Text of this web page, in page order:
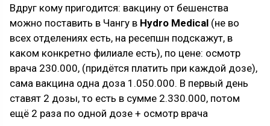
Вдруг кому пригодится: вакцину от бешенства
можно поставить в Чангу в Hydro Medical (не во
всех отделениях есть, на ресепшн подскажут, в
каком конкретно филиале есть), по цене: осмотр
врача 230.000, (придётся платить при каждой дозе),
сама вакцина одна доза 1.050.000. В первый день
ставят 2 дозы, то есть в сумме 2.330.000, потом
ещё 2 раза по одной дозе + осмотр врача